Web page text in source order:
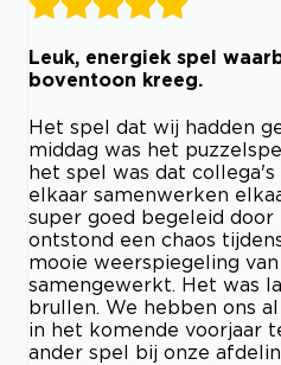
Leuk, energiek spel
boventoon kreeg.
Het spel dat wij hadden
middag was het
het spel was dat
elkaar samenwerken
super goed begeleid door
ontstond een chaos
mooie weerspiegeling
samengewerkt. Het was
brullen. We hebben ons
in het komende voorjaar
ander spel bij onze